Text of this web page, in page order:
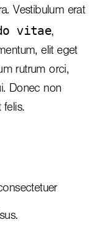
Vestibulum erat
vitae,
elit eget
rutrum orci,
Donec non
felis.